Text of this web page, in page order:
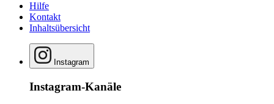
Hilfe
Kontakt
Inhaltsübersicht
Instagram
Instagram-Kanäle